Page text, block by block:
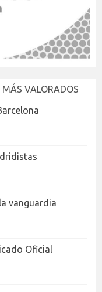
MÁS VALORADOS
vanguardia
Oficial